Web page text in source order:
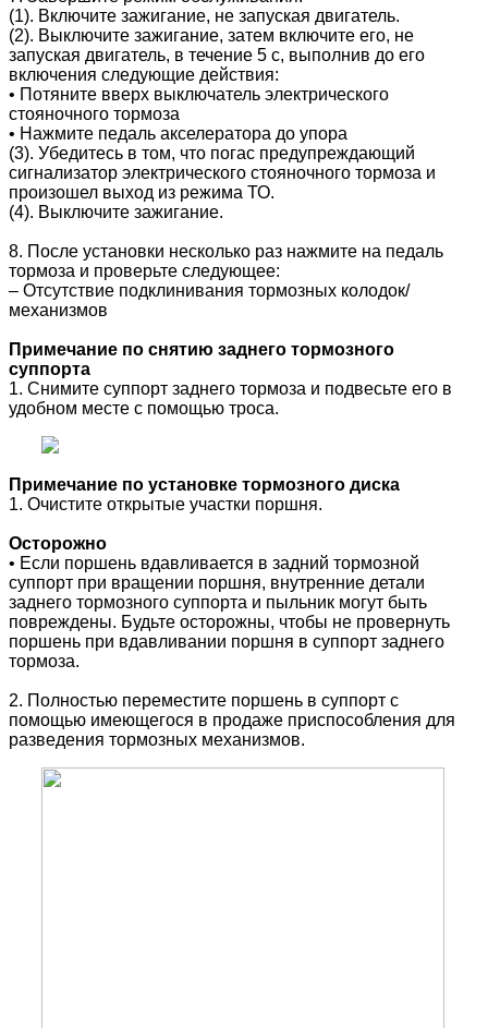
(1). Включите зажигание, не запуская двигатель.
(2). Выключите зажигание, затем включите его, не
запуская двигатель, в течение 5 с, выполнив до его
включения следующие действия:
• Потяните вверх выключатель электрического
стояночного тормоза
• Нажмите педаль акселератора до упора
(3). Убедитесь в том, что погас предупреждающий
сигнализатор электрического стояночного тормоза и
произошел выход из режима ТО.
(4). Выключите зажигание.
8. После установки несколько раз нажмите на педаль
тормоза и проверьте следующее:
– Отсутствие подклинивания тормозных колодок/
механизмов
Примечание по снятию заднего тормозного
суппорта
1. Снимите суппорт заднего тормоза и подвесьте его в
удобном месте с помощью троса.
Примечание по установке тормозного диска
1. Очистите открытые участки поршня.
Осторожно
• Если поршень вдавливается в задний тормозной
суппорт при вращении поршня, внутренние детали
заднего тормозного суппорта и пыльник могут быть
повреждены. Будьте осторожны, чтобы не провернуть
поршень при вдавливании поршня в суппорт заднего
тормоза.
2. Полностью переместите поршень в суппорт с
помощью имеющегося в продаже приспособления для
разведения тормозных механизмов.